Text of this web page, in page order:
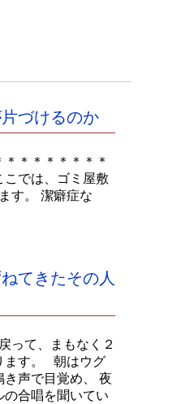
づけるのか
＊＊＊＊＊＊＊
こでは、ゴミ屋敷
す。 潔癖症な
てきたその人
って、まもなく２
ます。 朝はウグ
き声で目覚め、 夜
の合唱を聞いてい